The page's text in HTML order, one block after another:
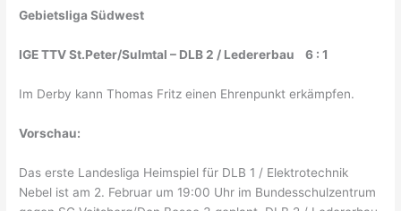
Gebietsliga Südwest
IGE TTV St.Peter/Sulmtal – DLB 2 / Ledererbau 6 : 1
Im Derby kann Thomas Fritz einen Ehrenpunkt erkämpfen.
Vorschau:
Das erste Landesliga Heimspiel für DLB 1 / Elektrotechnik
Nebel ist am 2. Februar um 19:00 Uhr im Bundesschulzentrum